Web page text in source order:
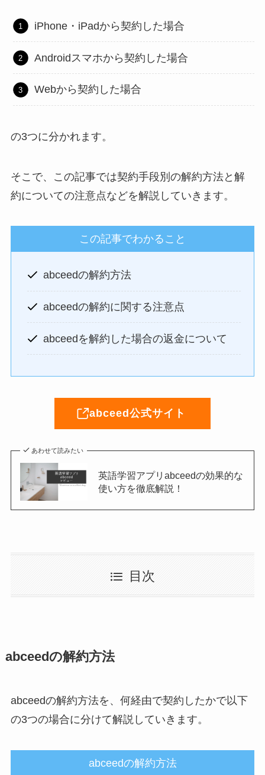
iPhone・iPadから契約した場合
Androidスマホから契約した場合
Webから契約した場合
の3つに分かれます。
そこで、この記事では契約手段別の解約方法と解
約についての注意点などを解説していきます。
この記事でわかること
abceedの解約方法
abceedの解約に関する注意点
abceedを解約した場合の返金について
abceed公式サイト
あわせて読みたい
英語学習アプリabceedの効果的な
使い方を徹底解説！
目次
abceedの解約方法
abceedの解約方法を、何経由で契約したかで以下
の3つの場合に分けて解説していきます。
abceedの解約方法